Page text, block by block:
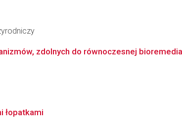
zdolnych do równoczesnej
łopatkami